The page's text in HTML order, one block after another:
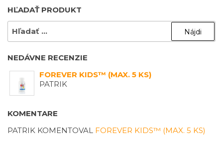
HĽADAŤ PRODUKT
HĽADAŤ:
NEDÁVNE RECENZIE
FOREVER KIDS™ (MAX. 5 KS)
PATRIK
KOMENTARE
PATRIK KOMENTOVAL FOREVER KIDS™ (MAX. 5 KS)